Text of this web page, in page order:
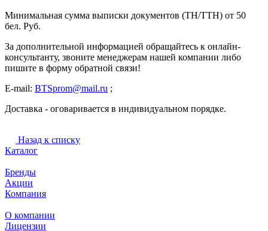
Минимальная сумма выписки документов (ТН/ТТН) от 50
бел. Руб.
За дополнительной информацией обращайтесь к онлайн-
консультанту, звоните менеджерам нашей компании либо
пишите в форму обратной связи!
E-mail: BTSprom@mail.ru ;
Доставка - оговаривается в индивидуальном порядке.
Назад к списку
Каталог
Бренды
Акции
Компания
О компании
Лицензии